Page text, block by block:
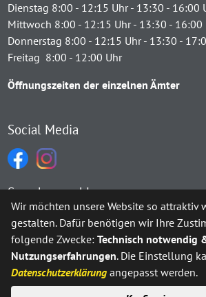
Dienstag 8:00 - 12:15 Uhr - 13:30 - 16:00
Mittwoch 8:00 - 12:15 Uhr - 13:30 - 16:00
Donnerstag 8:00 - 12:15 Uhr - 13:30 -
Freitag 8:00 - 12:00 Uhr
Öffnungszeiten der einzelnen Ämter
Social Media
Sprachauswahl
Möchten Sie vonGoogle Translate
Ja
Wir möchten unsere Website so attraktiv
gestalten. Dafür benötigen wir Ihre
folgende Zwecke:Technisch notwendig
Nutzungserfahrungen. Die Einstellung
Datenschutzerklärung angepasst werden.